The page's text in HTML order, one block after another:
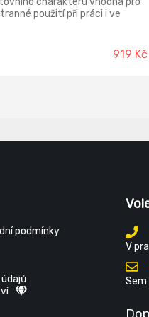
použití při práci i ve
vlastnosti ESD. Svršek:
štípenka + textilie
919 Kč
podmínky
V